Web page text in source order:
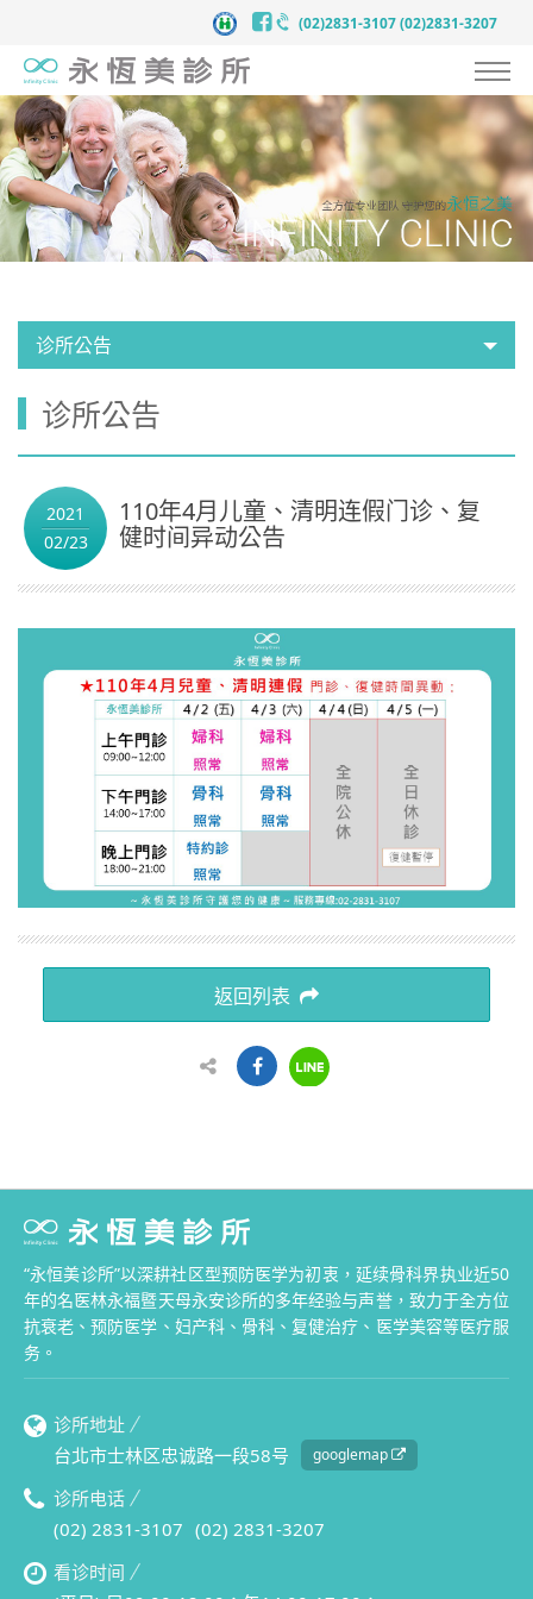
(02)2831-3107(02)2831-3207
认识永恒美
抗衰老预防医学
服务项目
医师团队
医疗新知
新闻中心
联络我们
简体中文
诊所公告
诊所公告
2021
02/23
110年4月儿童、清明连假门诊、复
健时间异动公告
返回列表
“永恒美诊所”以深耕社区型预防医学为初衷，延续骨科界执业近50
年的名医林永福暨天母永安诊所的多年经验与声誉，致力于全方位
抗衰老、预防医学、妇产科、骨科、复健治疗、医学美容等医疗服
务。
诊所地址
台北市士林区忠诚路一段58号
googlemap
诊所电话
(02) 2831-3107 (02) 2831-3207
看诊时间